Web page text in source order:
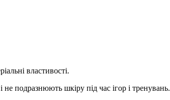
властивості.
подразнюють шкіру під час ігор і тренувань.